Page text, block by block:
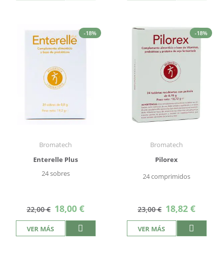
-18%
Bromatech
Enterelle Plus
24 sobres
22,00 € Precio
especial
18,00 €
VER MÁS
-18%
Bromatech
Pilorex
24 comprimidos
23,00 € Precio
especial
18,82 €
VER MÁS